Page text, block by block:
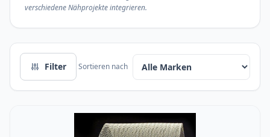
verschiedene Nähprojekte integrieren.
Filter Sortieren nach